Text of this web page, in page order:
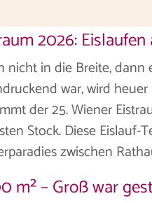
2026:
nicht in die Breite,
war, wird
der 25. Wiener
Stock. Diese Eislauf-
zwischen
m² – Groß war